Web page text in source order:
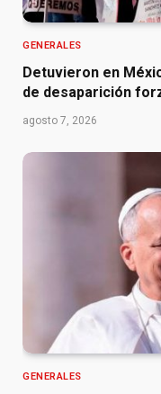
GENERALES
Detuvieron en
de desaparición
agosto 7, 2026
GENERALES